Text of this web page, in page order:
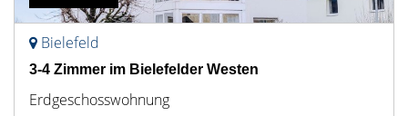
Bielefeld
3-4 Zimmer im Bielefelder Westen
Erdgeschosswohnung